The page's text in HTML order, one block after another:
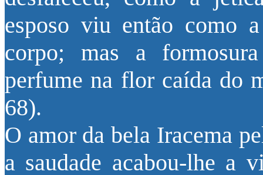
esposo viu então como
corpo; mas a
perfume na flor caída do
68).
O amor da bela Iracema
a saudade acabou-lhe a